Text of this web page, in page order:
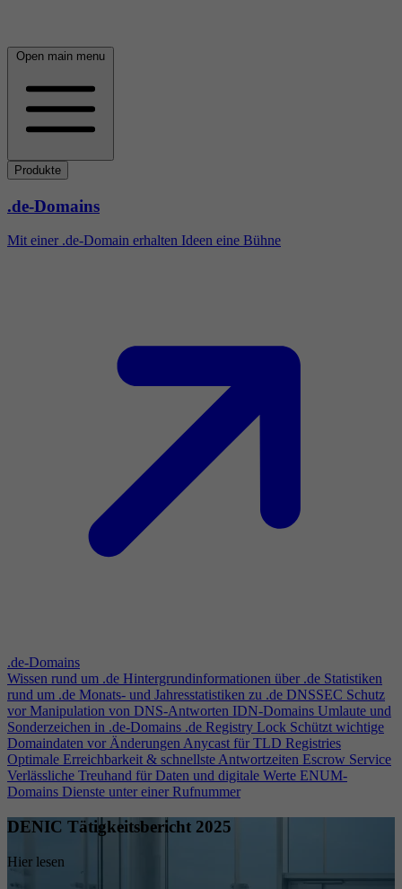
Open main menu
Produkte
.de-Domains
Mit einer .de-Domain erhalten Ideen eine Bühne
.de-Domains
Wissen rund um .de Hintergrundinformationen über .de Statistiken
rund um .de Monats- und Jahresstatistiken zu .de DNSSEC Schutz
vor Manipulation von DNS-Antworten IDN-Domains Umlaute und
Sonderzeichen in .de-Domains .de Registry Lock Schützt wichtige
Domaindaten vor ÄnderungenAnycast für TLD Registries
Optimale Erreichbarkeit & schnellste Antwortzeiten Escrow Service
Verlässliche Treuhand für Daten und digitale Werte ENUM-
Domains Dienste unter einer Rufnummer
DENIC Tätigkeitsbericht 2025
Hier lesen